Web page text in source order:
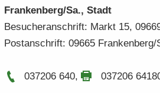
Fran­ken­berg/Sa., Stadt
Be­su­cher­an­schrift: Markt 15,
Post­an­schrift: 09665 Fran­ken­berg/
037206 640, 037206